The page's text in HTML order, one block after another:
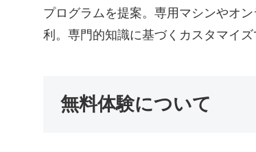
プログラムを提案。専用マシンやオ
利。専門的知識に基づくカスタマイ
無料体験について